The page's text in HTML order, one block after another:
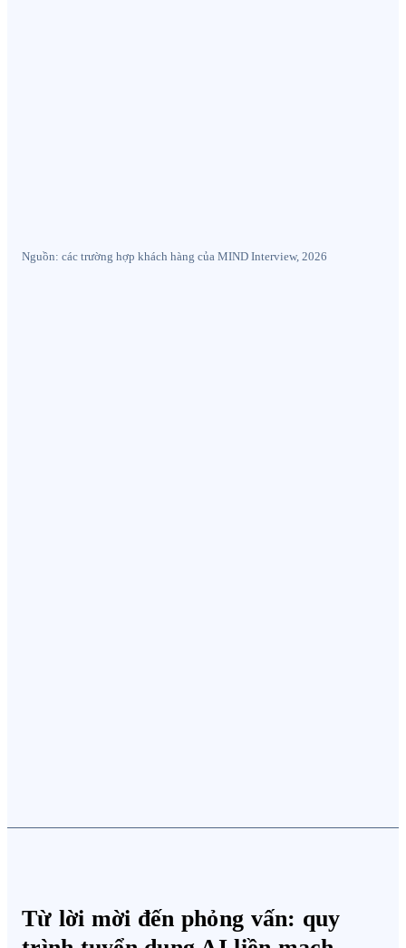
Nguồn: các trường hợp khách hàng của MIND Interview, 2026
Từ lời mời đến phỏng vấn: quy